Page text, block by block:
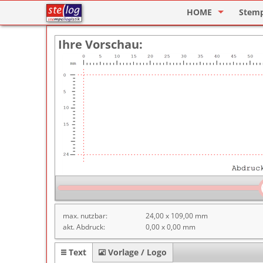
HOME
Stempel Designer
ImageCard
Ihre Vorschau:
max. nutzbar:
24,00 x 109,00 mm
akt. Abdruck:
0,00 x 0,00 mm
Text Vorlage / Logo